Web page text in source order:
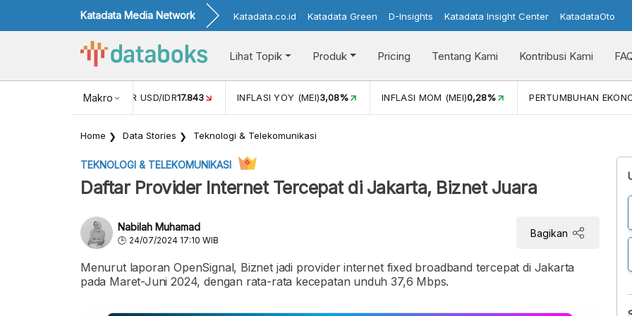
Katadata Media Network Katadata.co.id Katadata Green D-Insights Katadata Insight Center KatadataOto
Lihat Topik Produk Pricing Tentang Kami Kontribusi Kami
Makro
NILAI TUKAR USD/IDR17.843 INFLASI YOY (MEI)3,08% INFLASI MOM (MEI)0,28% PERTUMBUHAN
Home Data Stories Teknologi & Telekomunikasi
TEKNOLOGI & TELEKOMUNIKASI
Daftar Provider Internet Tercepat di Jakarta, Biznet Juara
Nabilah Muhamad
24/07/2024 17:10 WIB
Bagikan
Menurut laporan OpenSignal, Biznet jadi provider internet fixed broadband tercepat di Jakarta
pada Maret-Juni 2024, dengan rata-rata kecepatan unduh 37,6 Mbps.